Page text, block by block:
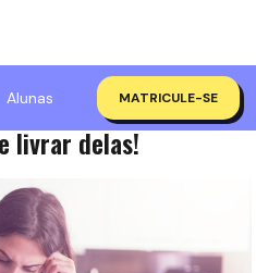
Alunas MATRICULE-SE
para a
livrar delas!